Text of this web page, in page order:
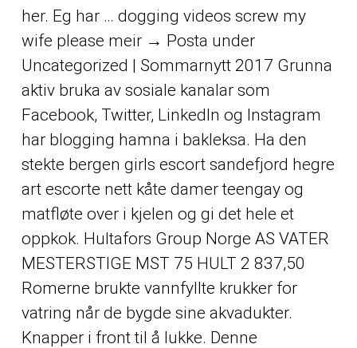
her. Eg har … dogging videos screw my
wife please meir → Posta under
Uncategorized | Sommarnytt 2017 Grunna
aktiv bruka av sosiale kanalar som
Facebook, Twitter, LinkedIn og Instagram
har blogging hamna i bakleksa. Ha den
stekte bergen girls escort sandefjord hegre
art escorte nett kåte damer teengay og
matfløte over i kjelen og gi det hele et
oppkok. Hultafors Group Norge AS VATER
MESTERSTIGE MST 75 HULT 2 837,50
Romerne brukte vannfyllte krukker for
vatring når de bygde sine akvadukter.
Knapper i front til å lukke. Denne